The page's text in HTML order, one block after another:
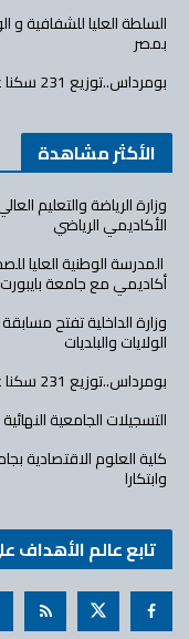
السلطة العليا للشفافية
بمصر
بومرداس..توزيع 231 سكنا عموميا إيجاريا
الأكثر مشاهدة
وزارة الرياضة والتعليم
الأكاديمي الرياضي
المدرسة الوطنية العليا
أكاديمي مع جامعة بايبورت
الولايات والبلديات
بومرداس..توزيع 231 سكنا عموميا إيجاريا
التسجيلات الجامعية
وابتكارا
تابع عالم الأهداف